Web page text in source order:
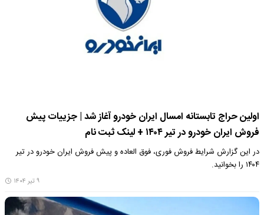
اولین حراج تابستانه امسال ایران خودرو آغاز شد | جزییات پیش
فروش ایران خودرو در تیر ۱۴۰۴ + لینک ثبت نام
در این گزارش شرایط فروش فوری، فوق العاده و پیش فروش ایران خودرو در تیر
۱۴۰۴ را بخوانید.
۹ تیر ۱۴۰۴